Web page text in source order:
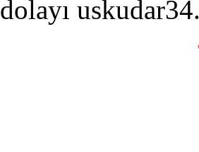
dolayı